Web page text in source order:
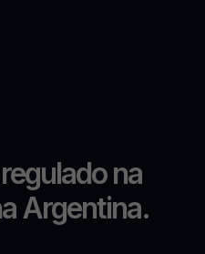
na
Argentina.